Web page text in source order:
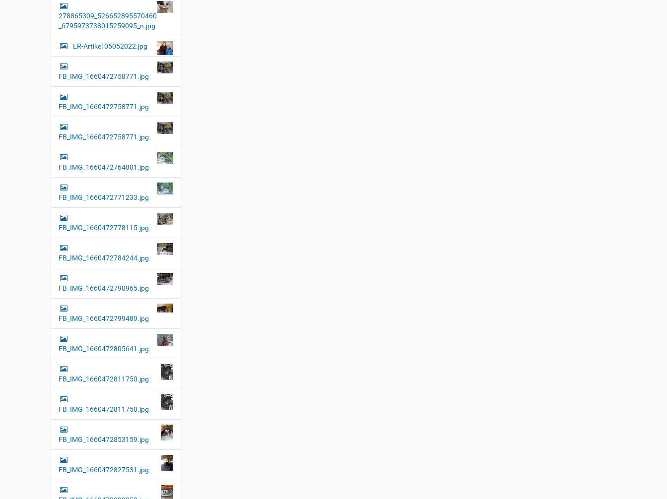
278865309_526652895570460
_6795973738015259095_n.jpg
LR-Artikel 05052022.jpg
FB_IMG_1660472758771.jpg
FB_IMG_1660472758771.jpg
FB_IMG_1660472758771.jpg
FB_IMG_1660472764801.jpg
FB_IMG_1660472771233.jpg
FB_IMG_1660472778115.jpg
FB_IMG_1660472784244.jpg
FB_IMG_1660472790965.jpg
FB_IMG_1660472799489.jpg
FB_IMG_1660472805641.jpg
FB_IMG_1660472811750.jpg
FB_IMG_1660472811750.jpg
FB_IMG_1660472853159.jpg
FB_IMG_1660472827531.jpg